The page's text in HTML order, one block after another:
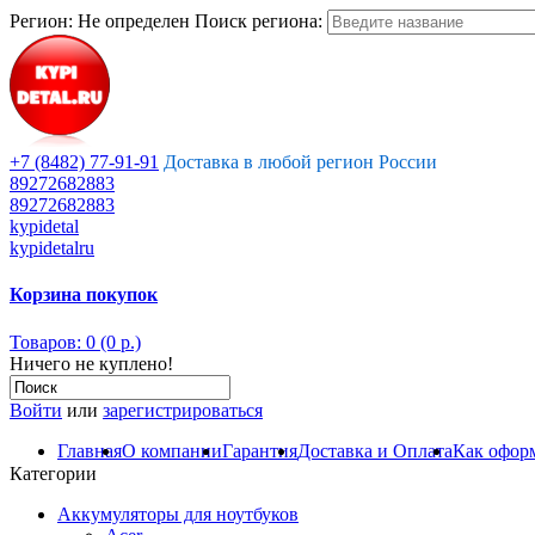
Регион: Не определен Поиск региона:
+7 (8482) 77-91-91 Доставка в любой регион России
89272682883
89272682883
kypidetal
kypidetalru
Корзина покупок
Товаров: 0 (0 р.)
Ничего не куплено!
Войти или зарегистрироваться
ГлавнаяО компанииГарантияДоставка и ОплатаКак
Категории
Аккумуляторы для ноутбуков